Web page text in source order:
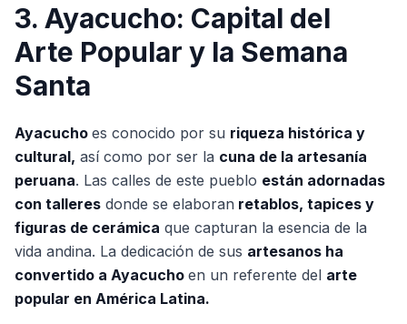
3. Ayacucho: Capital del
Arte Popular y la Semana
Santa
Ayacucho es conocido por su riqueza histórica y
cultural, así como por ser la cuna de la artesanía
peruana. Las calles de este pueblo están adornadas
con talleres donde se elaboran retablos, tapices y
figuras de cerámica que capturan la esencia de la
vida andina. La dedicación de sus artesanos ha
convertido a Ayacucho en un referente del arte
popular en América Latina.